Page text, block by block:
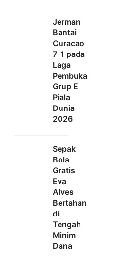
Jerman
Bantai
Curacao
7-1 pada
Laga
Pembuka
Grup E
Piala
Dunia
2026
Sepak
Bola
Gratis
Eva
Alves
Bertahan
di
Tengah
Minim
Dana